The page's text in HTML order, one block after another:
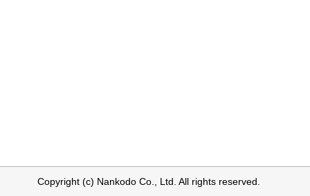
Copyright (c) Nankodo Co., Ltd. All rights reserved.